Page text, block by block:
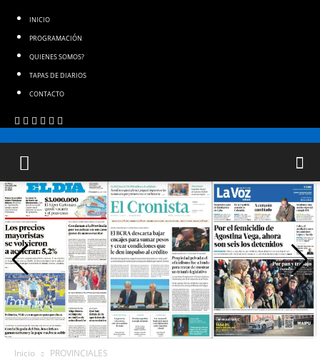
INICIO
PROGRAMACIÓN
QUIENES SOMOS?
TAPAS DE DIARIOS
CONTACTO
Inicio PROVINCIALES